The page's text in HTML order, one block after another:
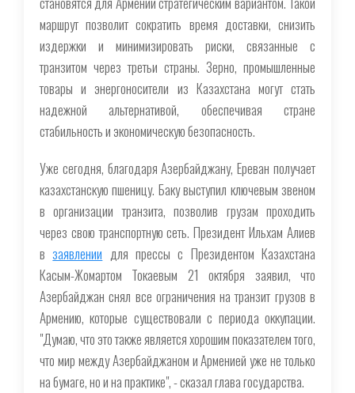
маршрут позволит сократить время доставки, снизить
издержки и минимизировать риски, связанные с
транзитом через третьи страны. Зерно, промышленные
товары и энергоносители из Казахстана могут стать
надежной альтернативой, обеспечивая стране
стабильность и экономическую безопасность.
Уже сегодня, благодаря Азербайджану, Ереван получает
казахстанскую пшеницу. Баку выступил ключевым звеном
в организации транзита, позволив грузам проходить
через свою транспортную сеть. Президент Ильхам Алиев
взаявлении для прессы с Президентом Казахстана
Касым-Жомартом Токаевым 21 октября заявил, что
Азербайджан снял все ограничения на транзит грузов в
Армению, которые существовали с периода оккупации.
"Думаю, что это также является хорошим показателем того,
что мир между Азербайджаном и Арменией уже не только
на бумаге, но и на практике", - сказал глава государства.